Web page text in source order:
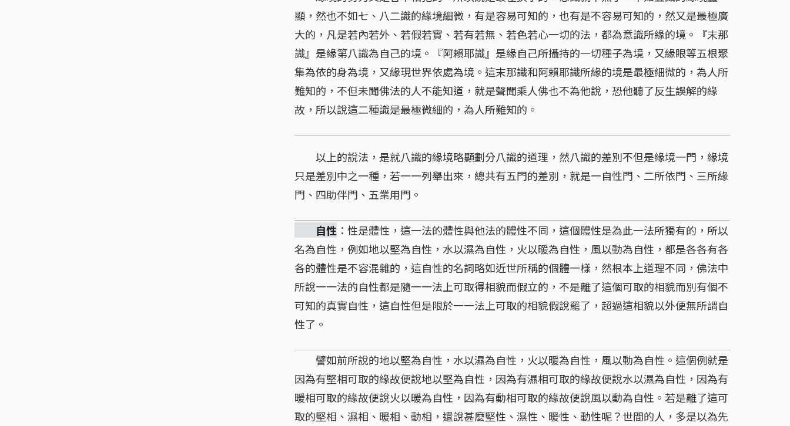
顯，然也不如七、八二識的緣境細微，有是容易可知的，也有是不容易可知的，然又是最極廣
大的，凡是若內若外、若假若實、若有若無、若色若心一切的法，都為意識所緣的境。『末那
識』是緣第八識為自己的境。『阿賴耶識』是緣自己所攝持的一切種子為境，又緣眼等五根聚
集為依的身為境，又緣現世界依處為境。這末那識和阿賴耶識所緣的境是最極細微的，為人所
難知的，不但未聞佛法的人不能知道，就是聲聞乘人佛也不為他說，恐他聽了反生誤解的緣
故，所以說這二種識是最極微細的，為人所難知的。
以上的說法，是就八識的緣境略顯劃分八識的道理，然八識的差別不但是緣境一門，緣境
只是差別中之一種，若一一列舉出來，總共有五門的差別，就是一自性門、二所依門、三所緣
門、四助伴門、五業用門。
自性 ：性是體性，這一法的體性與他法的體性不同，這個體性是為此一法所獨有的，所以
名為自性，例如地以堅為自性，水以濕為自性，火以暖為自性，風以動為自性，都是各各有各
各的體性是不容混雜的，這自性的名詞略如近世所稱的個體一樣，然根本上道理不同，佛法中
所說一一法的自性都是隨一一法上可取得相貌而假立的，不是離了這個可取的相貌而別有個不
可知的真實自性，這自性但是限於一一法上可取的相貌假說罷了，超過這相貌以外便無所謂自
性了。
譬如前所說的地以堅為自性，水以濕為自性，火以暖為自性，風以動為自性。這個例就是
因為有堅相可取的緣故便說地以堅為自性，因為有濕相可取的緣故便說水以濕為自性，因為有
暖相可取的緣故便說火以暖為自性，因為有動相可取的緣故便說風以動為自性。若是離了這可
取的堅相、濕相、暖相、動相，還說甚麼堅性、濕性、暖性、動性呢？世間的人，多是以為先